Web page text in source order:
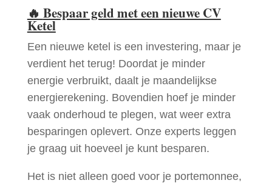
🔥 Bespaar geld met een nieuwe CV
Ketel
Een nieuwe ketel is een investering, maar je
verdient het terug! Doordat je minder
energie verbruikt, daalt je maandelijkse
energierekening. Bovendien hoef je minder
vaak onderhoud te plegen, wat weer extra
besparingen oplevert. Onze experts leggen
je graag uit hoeveel je kunt besparen.
Het is niet alleen goed voor je portemonnee,